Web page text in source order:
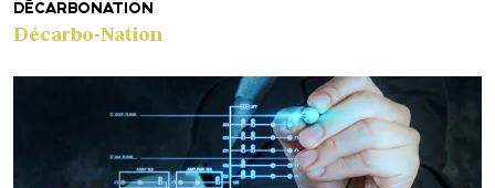
DÉCARBONATION
Décarbo-Nation